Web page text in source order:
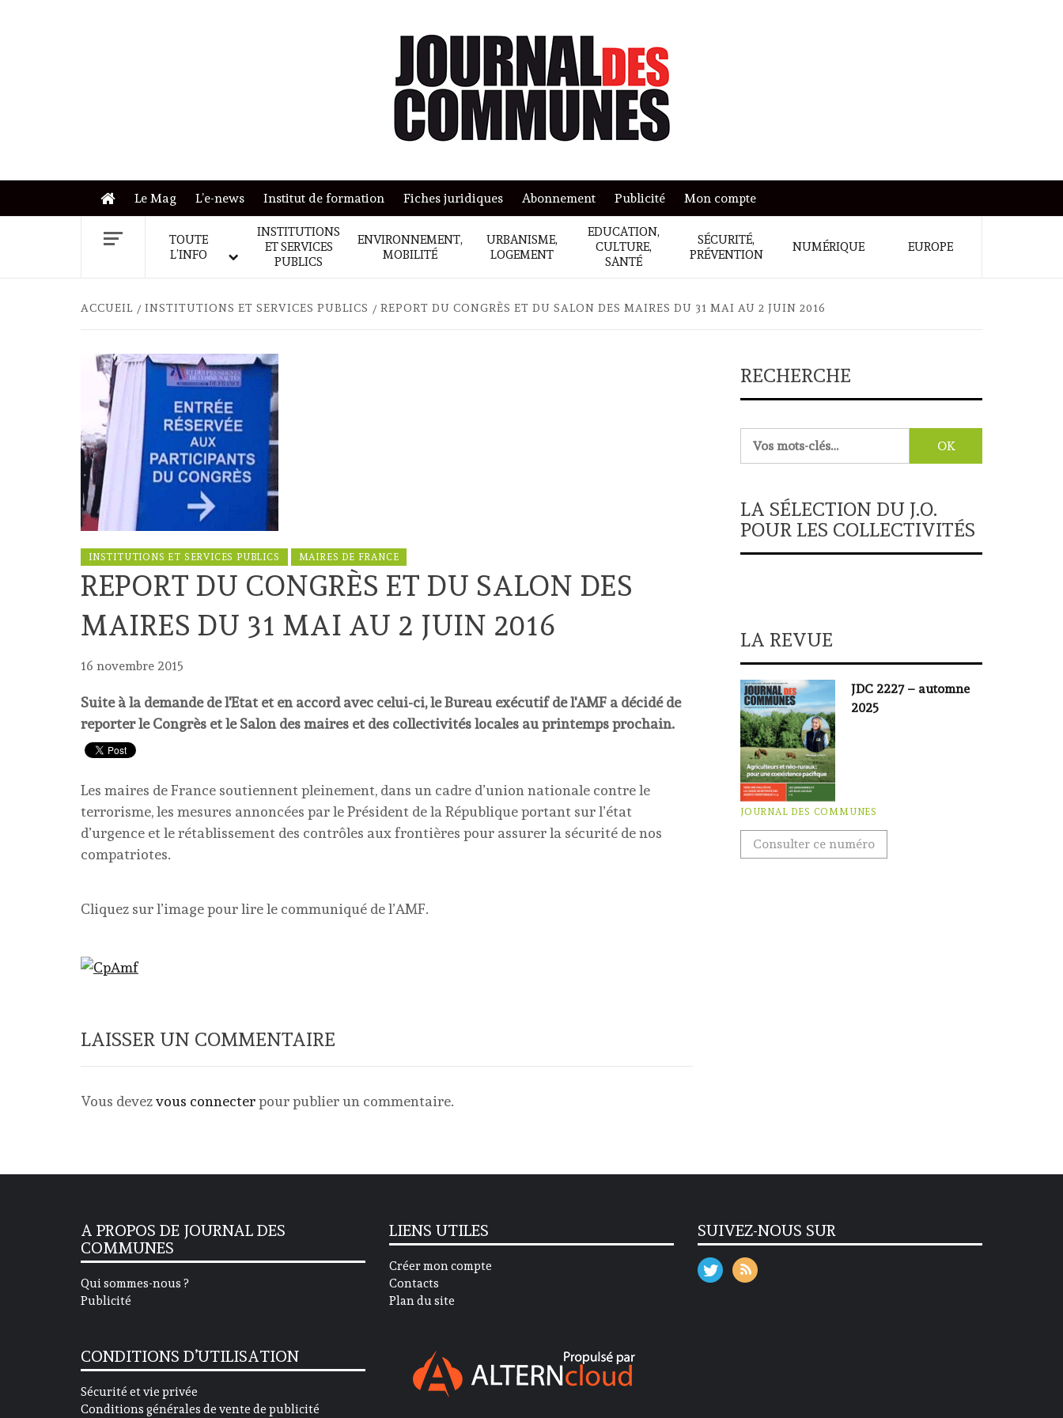
Le Mag L’e-news Institut de formation Fiches juridiques Abonnement Publicité Mon compte
TOUTE
L’INFO
INSTITUTIONS
ET SERVICES
PUBLICS
ENVIRONNEMENT,
MOBILITÉ
URBANISME,
LOGEMENT
EDUCATION,
CULTURE,
SANTÉ
SÉCURITÉ,
PRÉVENTION
NUMÉRIQUE EUROPE
ACCUEIL INSTITUTIONS ET SERVICES PUBLICS REPORT DU CONGRÈS ET DU SALON DES MAIRES DU 31 MAI AU 2 JUIN 2016
INSTITUTIONS ET SERVICES PUBLICS MAIRES DE FRANCE
REPORT DU CONGRÈS ET DU SALON DES
MAIRES DU 31 MAI AU 2 JUIN 2016
16 novembre 2015
Suite à la demande de l'Etat et en accord avec celui-ci, le Bureau exécutif de l'AMF a décidé de
reporter le Congrès et le Salon des maires et des collectivités locales au printemps prochain.
Les maires de France soutiennent pleinement, dans un cadre d’union nationale contre le
terrorisme, les mesures annoncées par le Président de la République portant sur l’état
d’urgence et le rétablissement des contrôles aux frontières pour assurer la sécurité de nos
compatriotes.
Cliquez sur l’image pour lire le communiqué de l’AMF.
LAISSER UN COMMENTAIRE
Vous devezvous connecterpour publier un commentaire.
RECHERCHE
LA SÉLECTION DU J.O.
POUR LES COLLECTIVITÉS
LA REVUE
JDC 2227 – automne
2025
JOURNAL DES COMMUNES
Consulter ce numéro
A PROPOS DE JOURNAL DES
COMMUNES
Qui sommes-nous ?
Publicité
CONDITIONS D’UTILISATION
Sécurité et vie privée
Conditions générales de vente de publicité
LIENS UTILES
Créer mon compte
Contacts
Plan du site
SUIVEZ-NOUS SUR